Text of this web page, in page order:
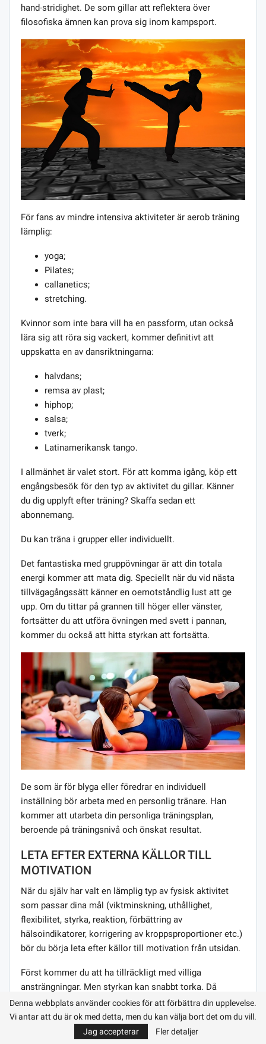
hand-stridighet. De som gillar att reflektera över
filosofiska ämnen kan prova sig inom kampsport.
För fans av mindre intensiva aktiviteter är aerob träning
lämplig:
yoga;
Pilates;
callanetics;
stretching.
Kvinnor som inte bara vill ha en passform, utan också
lära sig att röra sig vackert, kommer definitivt att
uppskatta en av dansriktningarna:
halvdans;
remsa av plast;
hiphop;
salsa;
tverk;
Latinamerikansk tango.
I allmänhet är valet stort. För att komma igång, köp ett
engångsbesök för den typ av aktivitet du gillar. Känner
du dig upplyft efter träning? Skaffa sedan ett
abonnemang.
Du kan träna i grupper eller individuellt.
Det fantastiska med gruppövningar är att din totala
energi kommer att mata dig. Speciellt när du vid nästa
tillvägagångssätt känner en oemotståndlig lust att ge
upp. Om du tittar på grannen till höger eller vänster,
fortsätter du att utföra övningen med svett i pannan,
kommer du också att hitta styrkan att fortsätta.
De som är för blyga eller föredrar en individuell
inställning bör arbeta med en personlig tränare. Han
kommer att utarbeta din personliga träningsplan,
beroende på träningsnivå och önskat resultat.
LETA EFTER EXTERNA KÄLLOR TILL
MOTIVATION
När du själv har valt en lämplig typ av fysisk aktivitet
som passar dina mål (viktminskning, uthållighet,
flexibilitet, styrka, reaktion, förbättring av
hälsoindikatorer, korrigering av kroppsproportioner etc.)
bör du börja leta efter källor till motivation från utsidan.
Först kommer du att ha tillräckligt med villiga
ansträngningar. Men styrkan kan snabbt torka. Då
kommer stöd från släktingar och nära vänner att hjälpa.
Men för att spela sport systematiskt behöver du en
kraftfull källa till inneboende motivation.
Denna webbplats använder cookies för att förbättra din upplevelse.
Vi antar att du är ok med detta, men du kan välja bort det om du vill.
Jag accepterar
Fler detaljer